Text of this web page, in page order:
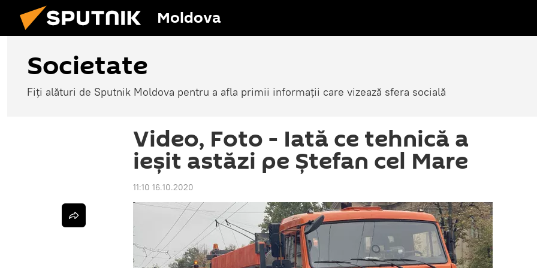
Moldova
Societate
Fiți alături de Sputnik Moldova pentru a afla primii informații care vizează sfera socială
Video, Foto - Iată ce tehnică a
ieșit astăzi pe Ștefan cel Mare
11:10 16.10.2020